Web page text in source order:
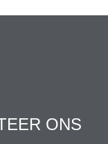
ONS